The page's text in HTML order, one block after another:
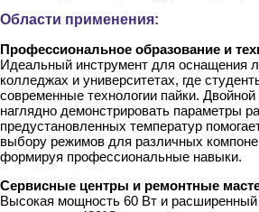
Области применения:
Профессиональное образование и
Идеальный инструмент для оснащения
колледжах и университетах, где
современные технологии пайки.
наглядно демонстрировать параметры
предустановленных температур
выбору режимов для различных
формируя профессиональные навыки.
Сервисные центры и ремонтные
Высокая мощность 60 Вт и